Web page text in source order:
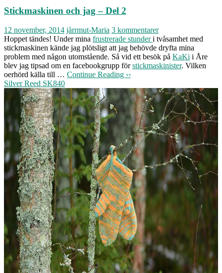
Stickmaskinen och jag – Del 2
12 november, 2014 jårrmut-Maria 3 kommentarer
Hoppet tändes! Under mina frustrerade stunderi tvåsamhet med
stickmaskinen kände jag plötsligt att jag behövde dryfta mina
problem med någon utomstående. Så vid ett besök på KaKi i Åre
blev jag tipsad om en facebookgrupp förstickmaskinister. Vilken
oerhörd källa till … Continue Reading ››
Silver Reed SK840